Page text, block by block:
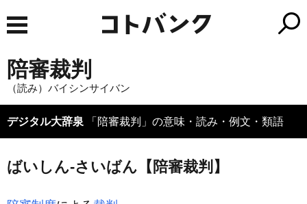
陪審裁判
（読み）バイシンサイバン
デジタル大辞泉 「陪審裁判」の意味・読み・例文・類語
ばいしん‐さいばん【陪審裁判】